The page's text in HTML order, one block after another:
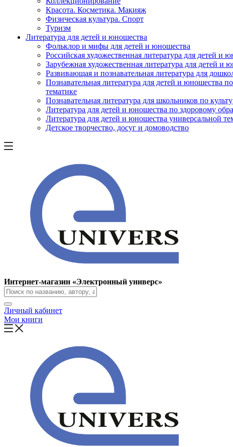
Красота. Косметика. Макияж
Физическая культура. Спорт
Туризм
Литература для детей и юношества
Фольклор и мифы для детей и юношества
Российская художественная литература для детей и
Зарубежная художественная литература для детей и
Развивающая и познавательная литература для
Познавательная литература для детей и юношества
тематике
Познавательная литература для школьников по
Литература для детей и юношества по здоровому
Литература для детей и юношества универсальной
Детское творчество, досуг и домоводство
Интернет-магазин «Электронный универс»
Личный кабинет
Мои книги